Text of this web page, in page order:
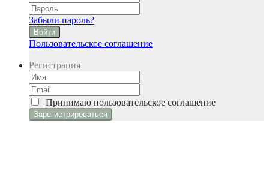
Забыли пароль?
Войти
Пользовательское соглашение
Регистрация
Принимаю пользовательское соглашение